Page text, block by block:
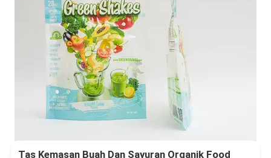
Tas Kemasan Buah Dan Sayuran Organik Food